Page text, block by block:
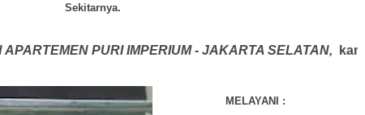
Sekitarnya.
APARTEMEN PURI IMPERIUM- JAKARTA SELATAN,
MELAYANI :